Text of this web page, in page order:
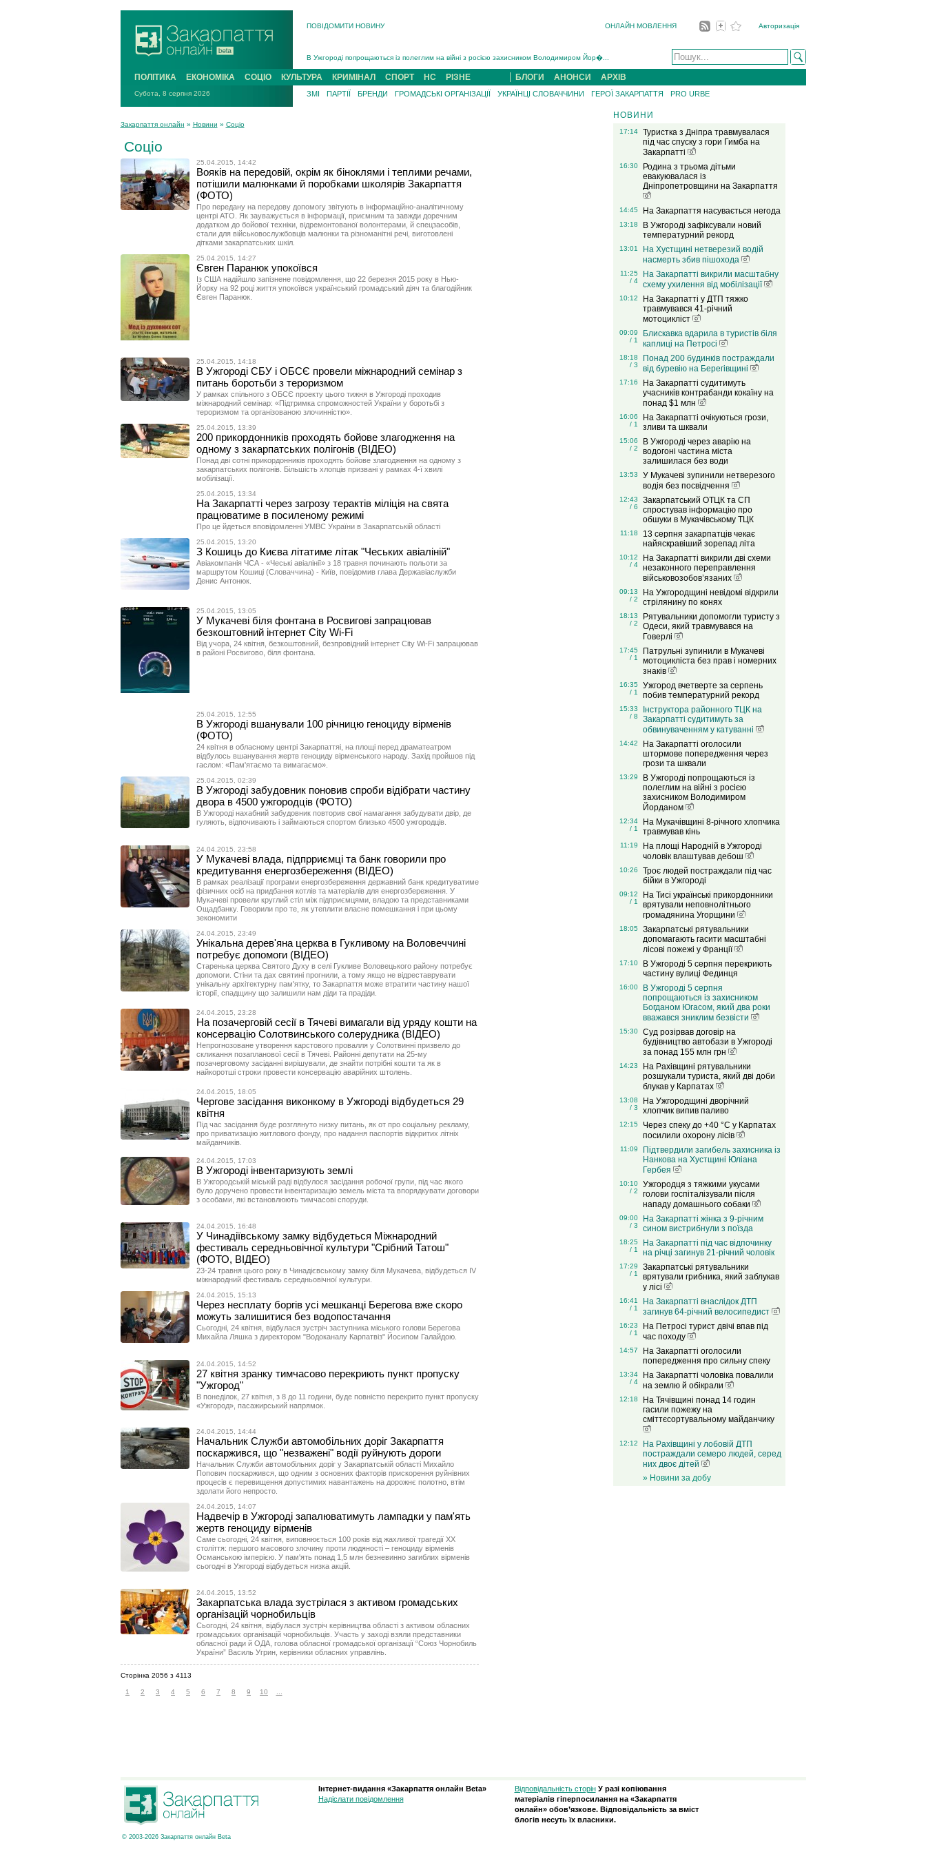
ПОВІДОМИТИ НОВИНУ ОНЛАЙН МОВЛЕННЯ Авторизація
В Ужгороді попрощаються із полеглим на війні з росією захисником Володимиром Йор�...
В Ужгороді 5 серпня попрощаються із захисником Богданом Югасом, який два роки �...
Підтвердили загибель захисника із Нанкова на Хустщині Юліана Гербея (ФОТО)[/gree...
На війні з рф поліг військовий з Виноградова Ігнат Роздяловський (ФОТО)...
ПОЛІТИКА ЕКОНОМІКА СОЦІО КУЛЬТУРА КРИМІНАЛ СПОРТ НС РІЗНЕ БЛОГИ АНОНСИ АРХІВ
Субота, 8 серпня 2026 ЗМІ ПАРТІЇ БРЕНДИ ГРОМАДСЬКІ ОРГАНІЗАЦІЇ УКРАЇНЦІ СЛОВАЧЧИНИ ГЕРОЇ ЗАКАРПАТТЯ PRO URBE
Закарпаття онлайн » Новини » Соціо
Соціо
25.04.2015, 14:42
Вояків на передовій, окрім як біноклями і теплими речами,
потішили малюнками й поробками школярів Закарпаття
(ФОТО)
Про передану на передову допомогу звітують в інформаційно-аналітичному
центрі АТО. Як зауважується в інформації, приємним та завжди доречним
додатком до бойової техніки, відремонтованої волонтерами, й спецзасобів,
стали для військовослужбовців малюнки та різноманітні речі, виготовлені
дітками закарпатських шкіл.
25.04.2015, 14:27
Євген Паранюк упокоївся
Із США надійшло запізнене повідомлення, що 22 березня 2015 року в Нью-
Йорку на 92 році життя упокоївся український громадський діяч та благодійник
Євген Паранюк.
25.04.2015, 14:18
В Ужгороді СБУ і ОБСЄ провели міжнародний семінар з
питань боротьби з тероризмом
У рамках спільного з ОБСЄ проекту цього тижня в Ужгороді проходив
міжнародний семінар: «Підтримка спроможностей України у боротьбі з
тероризмом та організованою злочинністю».
25.04.2015, 13:39
200 прикордонників проходять бойове злагодження на
одному з закарпатських полігонів (ВІДЕО)
Понад дві сотні прикордонників проходять бойове злагодження на одному з
закарпатських полігонів. Більшість хлопців призвані у рамках 4-ї хвилі
мобілізації.
25.04.2015, 13:34
На Закарпатті через загрозу терактів міліція на свята
працюватиме в посиленому режимі
Про це йдеться вповідомленні УМВС України в Закарпатській області
25.04.2015, 13:20
З Кошиць до Києва літатиме літак "Чеських авіаліній"
Авіакомпанія ЧСА - «Чеські авіалінії» з 18 травня починають польоти за
маршрутом Кошиці (Словаччина) - Київ, повідомив глава Державіаслужби
Денис Антонюк.
25.04.2015, 13:05
У Мукачеві біля фонтана в Росвигові запрацював
безкоштовний інтернет City Wi-Fi
Від учора, 24 квітня, безкоштовний, безпровідний інтернет City Wi-Fi запрацював
в районі Росвигово, біля фонтана.
25.04.2015, 12:55
В Ужгороді вшанували 100 річницю геноциду вірменів
(ФОТО)
24 квітня в обласному центрі Закарпаттяі, на площі перед драматеатром
відбулось вшанування жертв геноциду вірменського народу. Захід пройшов під
гаслом: «Пам'ятаємо та вимагаємо».
25.04.2015, 02:39
В Ужгороді забудовник поновив спроби відібрати частину
двора в 4500 ужгородців (ФОТО)
В Ужгороді нахабний забудовник повторив свої намагання забудувати двір, де
гуляють, відпочивають і займаються спортом близько 4500 ужгородців.
24.04.2015, 23:58
У Мукачеві влада, підпрриємці та банк говорили про
кредитування енергозбереження (ВІДЕО)
В рамках реалізації програми енергозбереження державний банк кредитуватиме
фізичних осіб на придбання котлів та матеріалів для енергозбереження. У
Мукачеві провели круглий стіл між підприємцями, владою та представниками
Ощадбанку. Говорили про те, як утеплити власне помешкання і при цьому
зекономити
24.04.2015, 23:49
Унікальна дерев'яна церква в Гукливому на Воловеччині
потребує допомоги (ВІДЕО)
Старенька церква Святого Духу в селі Гукливе Воловецького району потребує
допомоги. Стіни та дах святині прогнили, а тому якщо не відреставрувати
унікальну архітектурну пам'ятку, то Закарпаття може втратити частину нашої
історії, спадщину що залишили нам діди та прадіди.
24.04.2015, 23:28
На позачерговій сесії в Тячеві вимагали від уряду кошти на
консервацію Солотвинського солерудника (ВІДЕО)
Непрогнозоване утворення карстового провалля у Солотвинні призвело до
скликання позапланової сесії в Тячеві. Районні депутати на 25-му
позачерговому засіданні вирішували, де знайти потрібні кошти та як в
найкоротші строки провести консервацію аварійних штолень.
24.04.2015, 18:05
Чергове засідання виконкому в Ужгороді відбудеться 29
квітня
Під час засідання буде розглянуто низку питань, як от про соціальну рекламу,
про приватизацію житлового фонду, про надання паспортів відкритих літніх
майданчиків.
24.04.2015, 17:03
В Ужгороді інвентаризують землі
В Ужгородській міській раді відбулося засідання робочої групи, під час якого
було доручено провести інвентаризацію земель міста та впорядкувати договори
з особами, які встановлюють тимчасові споруди.
24.04.2015, 16:48
У Чинадіївському замку відбудеться Міжнародний
фестиваль середньовічної культури "Срібний Татош"
(ФОТО, ВІДЕО)
23-24 травня цього року в Чинадієвському замку біля Мукачева, відбудеться ІV
міжнародний фестиваль середньовічної культури.
24.04.2015, 15:13
Через несплату боргів усі мешканці Берегова вже скоро
можуть залишитися без водопостачання
Сьогодні, 24 квітня, відбулася зустріч заступника міського голови Берегова
Михайла Ляшка з директором "Водоканалу Карпатвіз" Йосипом Галайдою.
24.04.2015, 14:52
27 квітня зранку тимчасово перекриють пункт пропуску
"Ужгород"
В понеділок, 27 квітня, з 8 до 11 години, буде повністю перекрито пункт пропуску
«Ужгород», пасажирський напрямок.
24.04.2015, 14:44
Начальник Служби автомобільних доріг Закарпаття
поскаржився, що "незважені" водії руйнують дороги
Начальник Служби автомобільних доріг у Закарпатській області Михайло
Попович поскаржився, що одним з основних факторів прискорення руйнівних
процесів є перевищення допустимих навантажень на дорожнє полотно, втім
здолати його непросто.
24.04.2015, 14:07
Надвечір в Ужгороді запалюватимуть лампадки у пам'ять
жертв геноциду вірменів
Саме сьогодні, 24 квітня, виповнюється 100 років від жахливої трагедії ХХ
століття: першого масового злочину проти людяності – геноциду вірменів
Османською імперією. У пам'ять понад 1,5 млн безневинно загиблих вірменів
сьогодні в Ужгороді відбудеться низка акцій.
24.04.2015, 13:52
Закарпатська влада зустрілася з активом громадських
організацій чорнобильців
Сьогодні, 24 квітня, відбулася зустріч керівництва області з активом обласних
громадських організацій чорнобильців. Участь у заході взяли представники
обласної ради й ОДА, голова обласної громадської організації “Союз Чорнобиль
України” Василь Угрин, керівники обласних управлінь.
Сторінка 2056 з 4113
1 2 3 4 5 6 7 8 9 10
НОВИНИ
17:14
Туристка з Дніпра травмувалася
під час спуску з гори Гимба на
Закарпатті
16:30
Родина з трьома дітьми
евакуювалася із
Дніпропетровщини на Закарпаття
14:45 На Закарпаття насувається негода
13:18
В Ужгороді зафіксували новий
температурний рекорд
13:01
На Хустщині нетверезий водій
насмерть збив пішохода
11:25
/ 4
На Закарпатті викрили масштабну
схему ухилення від мобілізації
10:12
На Закарпатті у ДТП тяжко
травмувався 41-річний
мотоцикліст
09:09
/ 1
Блискавка вдарила в туристів біля
каплиці на Петросі
18:18
/ 3
Понад 200 будинків постраждали
від буревію на Берегівщині
17:16
На Закарпатті судитимуть
учасників контрабанди кокаїну на
понад $1 млн
16:06
/ 1
На Закарпатті очікуються грози,
зливи та шквали
15:06
/ 2
В Ужгороді через аварію на
водогоні частина міста
залишилася без води
13:53
У Мукачеві зупинили нетверезого
водія без посвідчення
12:43
/ 6
Закарпатський ОТЦК та СП
спростував інформацію про
обшуки в Мукачівському ТЦК
11:18
13 серпня закарпатців чекає
найяскравіший зорепад літа
10:12
/ 4
На Закарпатті викрили дві схеми
незаконного переправлення
військовозобов’язаних
09:13
/ 2
На Ужгородщині невідомі відкрили
стрілянину по конях
18:13
/ 2
Рятувальники допомогли туристу з
Одеси, який травмувався на
Говерлі
17:45
/ 1
Патрульні зупинили в Мукачеві
мотоцикліста без прав і номерних
знаків
16:35
/ 1
Ужгород вчетверте за серпень
побив температурний рекорд
15:33
/ 8
Інструктора районного ТЦК на
Закарпатті судитимуть за
обвинуваченням у катуванні
14:42
На Закарпатті оголосили
штормове попередження через
грози та шквали
13:29
В Ужгороді попрощаються із
полеглим на війні з росією
захисником Володимиром
Йорданом
12:34
/ 1
На Мукачівщині 8-річного хлопчика
травмував кінь
11:19
На площі Народній в Ужгороді
чоловік влаштував дебош
10:26
Троє людей постраждали під час
бійки в Ужгороді
09:12
/ 1
На Тисі українські прикордонники
врятували неповнолітнього
громадянина Угорщини
18:05
Закарпатські рятувальники
допомагають гасити масштабні
лісові пожежі у Франції
17:10
В Ужгороді 5 серпня перекриють
частину вулиці Фединця
16:00
В Ужгороді 5 серпня
попрощаються із захисником
Богданом Югасом, який два роки
вважався зниклим безвісти
15:30
Суд розірвав договір на
будівництво автобази в Ужгороді
за понад 155 млн грн
14:23
На Рахівщині рятувальники
розшукали туриста, який дві доби
блукав у Карпатах
13:08
/ 3
На Ужгородщині дворічний
хлопчик випив паливо
12:15
Через спеку до +40 °C у Карпатах
посилили охорону лісів
11:09
Підтвердили загибель захисника із
Нанкова на Хустщині Юліана
Гербея
10:10
/ 2
Ужгородця з тяжкими укусами
голови госпіталізували після
нападу домашнього собаки
09:00
/ 3
На Закарпатті жінка з 9-річним
сином вистрибнули з поїзда
18:25
/ 1
На Закарпатті під час відпочинку
на річці загинув 21-річний чоловік
17:29
/ 1
Закарпатські рятувальники
врятували грибника, який заблукав
у лісі
16:41
/ 1
На Закарпатті внаслідок ДТП
загинув 64-річний велосипедист
16:23
/ 1
На Петросі турист двічі впав під
час походу
14:57
На Закарпатті оголосили
попередження про сильну спеку
13:34
/ 4
На Закарпатті чоловіка повалили
на землю й обікрали
12:18
На Тячівщині понад 14 годин
гасили пожежу на
сміттєсортувальному майданчику
12:12
На Рахівщині у лобовій ДТП
постраждали семеро людей, серед
них двоє дітей
» Новини за добу
© 2003-2026 Закарпаття онлайн Beta
Інтернет-видання «Закарпаття онлайн Beta»
Надіслати повідомлення
Відповідальність сторін У разі копіювання
матеріалів гіперпосилання на «Закарпаття
онлайн» обов’язкове. Відповідальність за вміст
блогів несуть їх власники.